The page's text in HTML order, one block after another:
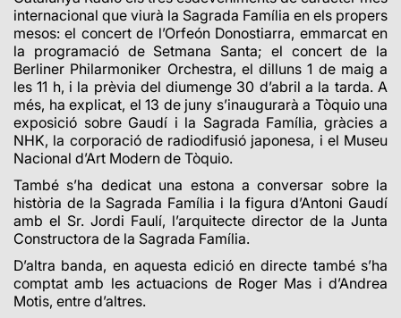
internacional que viurà la Sagrada Família en els propers
mesos: el concert de l’Orfeón Donostiarra, emmarcat en
la programació de Setmana Santa; el concert de la
Berliner Philarmoniker Orchestra, el dilluns 1 de maig a
les 11 h, i la prèvia del diumenge 30 d’abril a la tarda. A
més, ha explicat, el 13 de juny s’inaugurarà a Tòquio una
exposició sobre Gaudí i la Sagrada Família, gràcies a
NHK, la corporació de radiodifusió japonesa, i el Museu
Nacional d’Art Modern de Tòquio.
També s’ha dedicat una estona a conversar sobre la
història de la Sagrada Família i la figura d’Antoni Gaudí
amb el Sr. Jordi Faulí, l’arquitecte director de la Junta
Constructora de la Sagrada Família.
D’altra banda, en aquesta edició en directe també s’ha
comptat amb les actuacions de Roger Mas i d’Andrea
Motis, entre d’altres.